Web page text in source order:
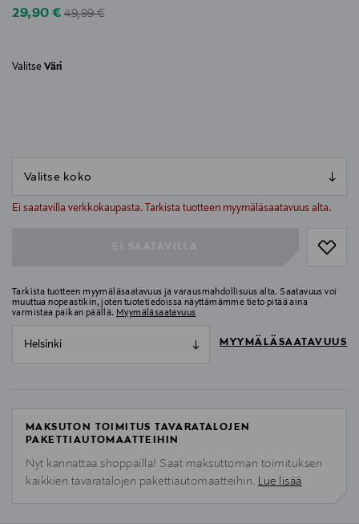
Discounted Price
29,90 €Original Price
49,99 €
Valitse Väri
Ei saatavilla verkkokaupasta. Tarkista tuotteen myymäläsaatavuus alta.
null
Tarkista tuotteen myymäläsaatavuus ja varausmahdollisuus alta. Saatavuus voi
muuttua nopeastikin, joten tuotetiedoissa näyttämämme tieto pitää aina
varmistaa paikan päällä. Myymäläsaatavuus
Helsinki MYYMÄLÄSAATAVUUS
MAKSUTON TOIMITUS TAVARATALOJEN
PAKETTIAUTOMAATTEIHIN
Nyt kannattaa shoppailla! Saat maksuttoman toimituksen
kaikkien tavaratalojen pakettiautomaatteihin. Lue lisää